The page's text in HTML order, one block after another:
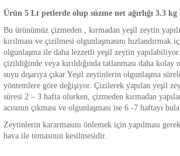
Ürün 5 Lt petlerde olup süzme net ağırlığı 3.3 kg
Bu ürünümüz çizmeden , kırmadan yeşil zeytin
kırılması ve çizilmesi olgunlaşmasını hızlandırmak
olgunlaşma ile daha lezzetli yeşil zeytin
çizildiğinde veya kırıldığında tatlanması daha kolay
suyu dışarıya çıkar.Yeşil zeytinlerin olgunlaşma
yöntemlere göre değişiyor. Çizilerek yapılan yeşil
süresi 2 – 3 hafta olurken, çizmeden kırmadan
acısının çıkması ve olgunlaşması ise 6 -7 haftayı
Zeytinlerin kararmasını önlemek için yapılması
hava ile temasının kesilmesidir.